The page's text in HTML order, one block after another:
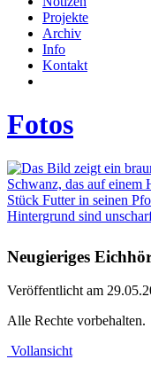
Projekte
Archiv
Info
Kontakt
Fotos
Neugieriges
Veröffentlicht am
Alle Rechte vorbehalten.
Vollansicht